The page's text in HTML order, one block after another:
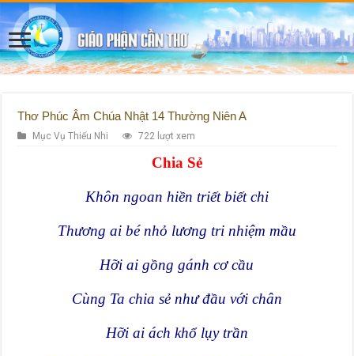
Thơ Phúc Âm Chúa Nhật 14 Thường Niên A
Mục Vụ Thiếu Nhi 722 lượt xem
Chia Sẻ
Khôn ngoan hiền triết biết chi
Thương ai bé nhỏ lương tri nhiệm mầu
Hỡi ai gồng gánh cơ cầu
Cùng Ta chia sẻ như đầu với chân
Hỡi ai ách khổ lụy trần